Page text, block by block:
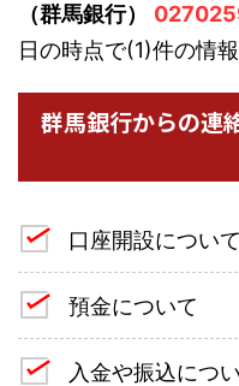
（群馬銀行）
日の時点で(1)件の情
群馬銀行からの連
口座開設につい
預金について
入金や振込につ